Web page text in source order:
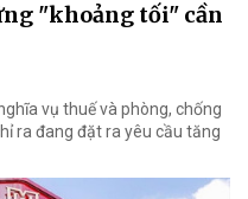
"khoảng tối" cần
vụ thuế và phòng, chống
ra đang đặt ra yêu cầu tăng